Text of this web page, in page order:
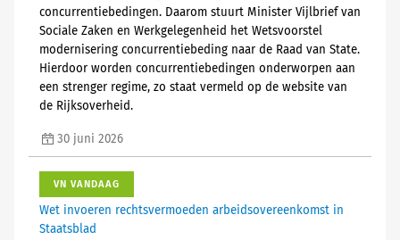
concurrentiebedingen. Daarom stuurt Minister Vijlbrief van
Sociale Zaken en Werkgelegenheid het Wetsvoorstel
modernisering concurrentiebeding naar de Raad van State.
Hierdoor worden concurrentiebedingen onderworpen aan
een strenger regime, zo staat vermeld op de website van
de Rijksoverheid.
30 juni 2026
VN VANDAAG
Wet invoeren rechtsvermoeden arbeidsovereenkomst in
Staatsblad